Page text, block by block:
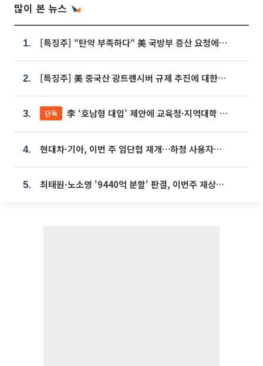
많이 본 뉴스
1. [특징주] “탄약 부족하다“ 美 국방부 증산 요청에⋯국내 방산주 급등세
2. [특징주] 美 중국산 광트랜시버 규제 추진에 대한광통신 등 광통신株 강세
3. 단독 李 ‘호남형 대입’ 제안에 교육청·지역대학 서·논술형 입시 연계 '착수'
4. 현대차·기아, 이번 주 임단협 재개…하청 사용자성 재심도 ‘변수’
5. 최태원·노소영 '9440억 분할' 판결, 이번주 재상고 여부 주목